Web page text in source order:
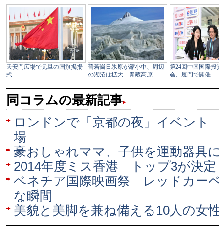
同コラムの最新記事
ロンドンで「京都の夜」イベン
場
豪おしゃれママ、子供を運動器具
2014年度ミス香港 トップ3が決定
ベネチア国際映画祭 レッドカー
な瞬間
美貌と美脚を兼ね備える10人の女